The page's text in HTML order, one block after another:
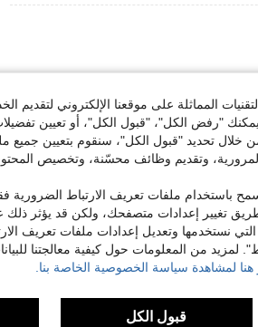
المماثلة على موقعنا الإلكتروني لتقديم
"رفض الكل"، "قبول الكل"، أو تعيين
تحديد "قبول الكل"، سنقوم بتعيين جميع
وتقديم وظائف محسّنة، وتخصيص
باستخدام ملفات تعريف الارتباط الضرورية
تغيير إعدادات متصفحك، ولكن قد يؤثر ذلك
نستخدمها وتعديل إعدادات ملفات تعريف
لمزيد من المعلومات حول كيفية معالجتنا
هنا لمشاهدة سياسة الخصوصية الخاصة بنا.
قبول الكل